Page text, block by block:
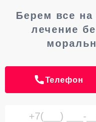
Берем все
лечение
Телефон